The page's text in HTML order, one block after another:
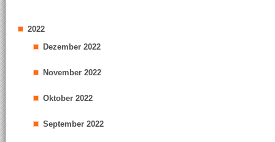
2022
Dezember 2022
November 2022
Oktober 2022
September 2022